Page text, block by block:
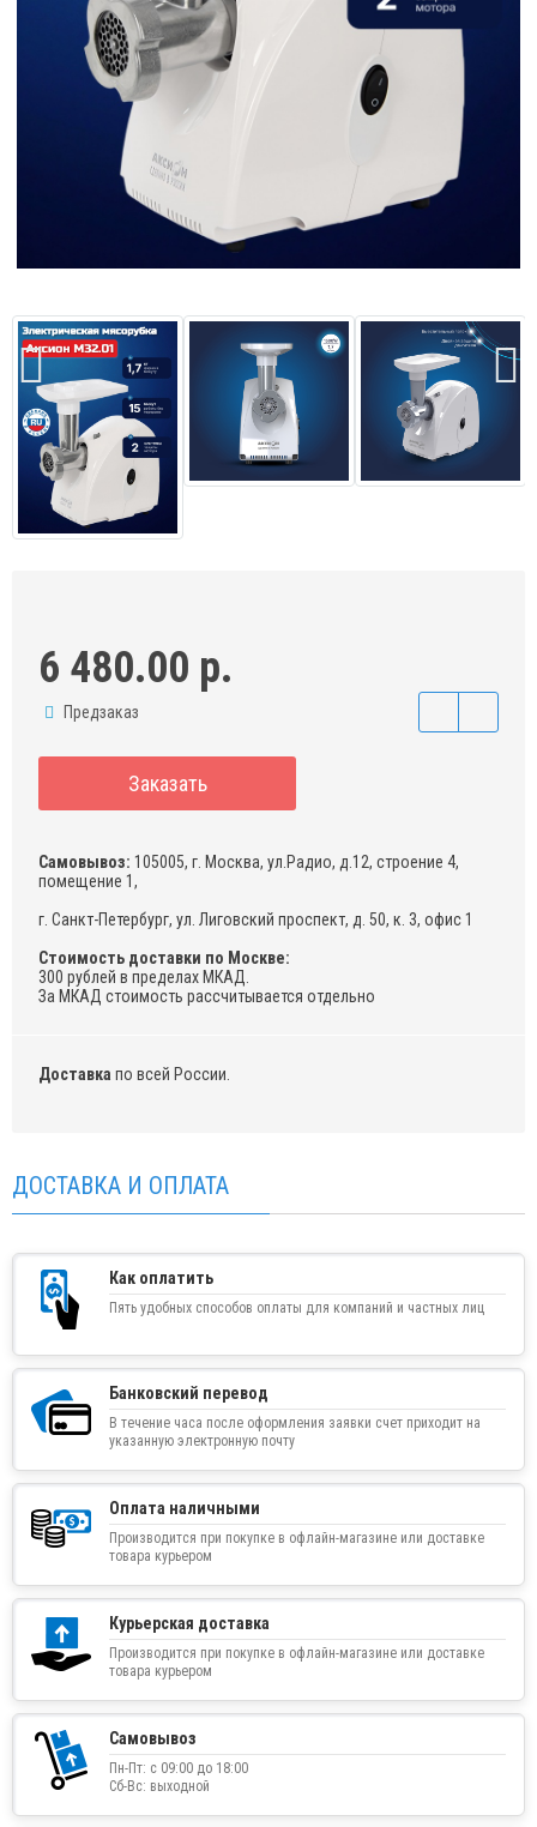
6 480.00 р.
Предзаказ
Заказать
Самовывоз: 105005, г. Москва, ул.Радио, д.12, строение 4,
помещение 1,
г. Санкт-Петербург, ул. Лиговский проспект, д. 50, к. 3, офис 1
Стоимость доставки по Москве:
300 рублей в пределах МКАД.
За МКАД стоимость рассчитывается отдельно
Доставка по всей России.
ДОСТАВКА И ОПЛАТА
Как оплатить
Пять удобных способов оплаты для компаний и частных лиц
Банковский перевод
В течение часа после оформления заявки счет приходит на
указанную электронную почту
Оплата наличными
Производится при покупке в офлайн-магазине или доставке
товара курьером
Курьерская доставка
Производится при покупке в офлайн-магазине или доставке
товара курьером
Самовывоз
Пн-Пт: с 09:00 до 18:00
Сб-Вс: выходной